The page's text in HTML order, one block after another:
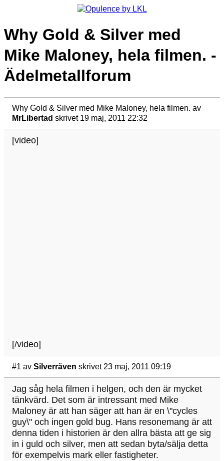
Why Gold & Silver med
Mike Maloney, hela filmen. -
Ädelmetallforum
Why Gold & Silver med Mike Maloney, hela filmen. av
MrLibertad skrivet 19 maj, 2011 22:32
[video]
[/video]
#1 av Silverräven skrivet 23 maj, 2011 09:19
Jag såg hela filmen i helgen, och den är mycket
tänkvärd. Det som är intressant med Mike
Maloney är att han säger att han är en \"cycles
guy\" och ingen gold bug. Hans resonemang är att
denna tiden i historien är den allra bästa att ge sig
in i guld och silver, men att sedan byta/sälja detta
för exempelvis mark eller fastigheter.